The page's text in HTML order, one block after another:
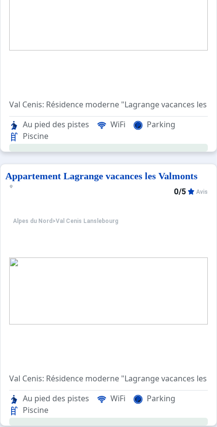
Val Cenis: Résidence moderne "Lagrange vacances
"38K", apt 3 pièces 50 m2. Aménagement confortable
Au pied des pistes WiFi
Parking
Piscine
Appartement Lagrange vacances les Valmonts
Alpes du Nord >Val Cenis Lanslebourg
0/5 Avis
Val Cenis: Résidence moderne "Lagrange vacances
Apt 3 pièces 35 m2. Aménagement confortable et
Au pied des pistes WiFi
Parking
Piscine